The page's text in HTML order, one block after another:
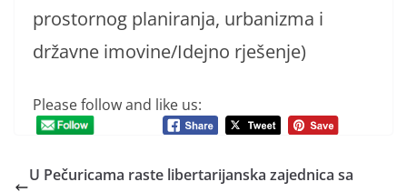
prostornog planiranja, urbanizma i
državne imovine/Idejno rješenje)
Please follow and like us:
U Pečuricama raste libertarijanska zajednica sa